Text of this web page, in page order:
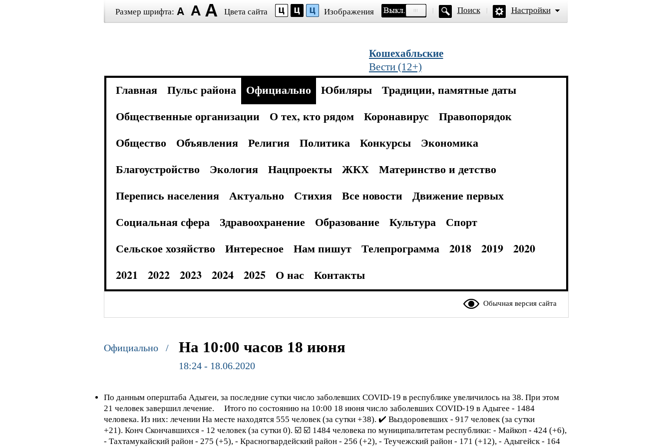
Размер шрифта: Цвета сайта Изображения Поиск Настройки
Кошехабльские
Вести (12+)
Главная Пульс района Официально Юбиляры
Традиции, памятные даты
Общественные организации
О тех, кто рядом Коронавирус
Правопорядок
Общество
Объявления Религия Политика Конкурсы
Экономика
Благоустройство
Экология Нацпроекты ЖКХ
Материнство и детство
Перепись населения
Актуально Стихия Все новости
Движение первых
Социальная сфера
Здравоохранение Образование Культура
Спорт
Сельское хозяйство
Интересное Нам пишут Телепрограмма 2018 2019
2020
2021
2022 2023 2024 2025 О нас Контакты
Обычная версия сайта
Официально / На 10:00 часов 18 июня
18:24 - 18.06.2020
По данным оперштаба Адыгеи, за последние сутки число заболевших COVID-19 в республике увеличилось на 38. При этом
21 человек завершил лечение.
⠀ Итого по состоянию на 10:00 18 июня число заболевших COVID-19 в Адыгее - 1484
человека. Из них: лечении На месте находятся 555 человек (за сутки +38). ✔️ Выздоровевших - 917 человек (за сутки
+21). Конч Скончавшихся - 12 человек (за сутки 0). ☑️ ☑️ 1484 человека по муниципалитетам республики: - Майкоп - 424 (+6),
- Тахтамукайский район - 275 (+5), - Красногвардейский район - 256 (+2), - Теучежский район - 171 (+12), - Адыгейск - 164